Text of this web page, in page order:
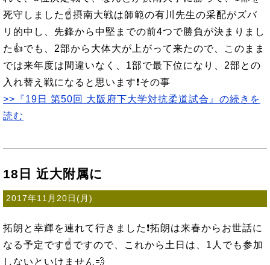
死守しました☝摂南大戦は師範の有川先生の采配がズバ
リ的中し、先鋒から中堅までの前4つで勝負が決まりまし
た👍でも、2部から大体大が上がって来たので、このまま
では来年度は間違いなく、1部で最下位になり、2部との
入れ替え戦になると思います❗その事
>>『19日 第50回 大阪府下大学対抗柔道試合』の続きを
読む
18日 近大附属に
2017年11月20日(月)
拓朗と幸輝を連れて行きました❗拓朗は来春からお世話に
なる予定です☝ですので、これから土日は、1人でも参加
しないといけません💨